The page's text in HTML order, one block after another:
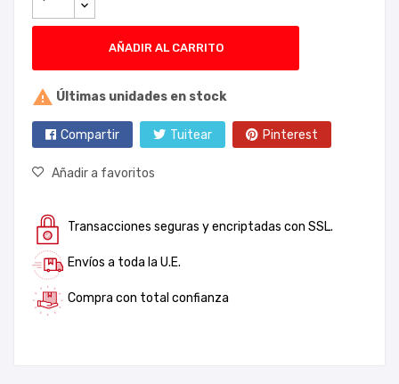
AÑADIR AL CARRITO
 Últimas unidades en stock
Compartir Tuitear Pinterest
Añadir a favoritos
Transacciones seguras y encriptadas con SSL.
Envíos a toda la U.E.
Compra con total confianza